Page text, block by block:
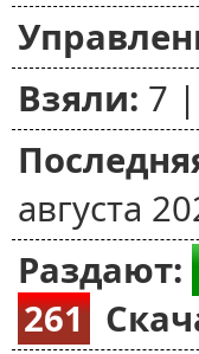
Взяли: 7
августа
Раздают:
261